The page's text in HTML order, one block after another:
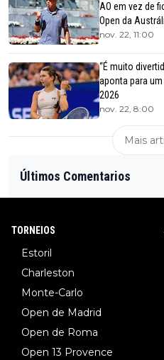
AO em vez de
Open da
nov. 22, 11:00
“É muito
aponta para
2026
nov. 22, 8:00
Mais
Últimos Comentarios
TORNEIOS
Estoril
Charleston
Monte-Carlo
Open de Madrid
Open de Roma
Open 13 Provence